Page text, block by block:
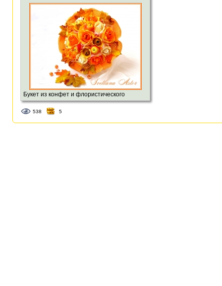
Букет из конфет и флористического
материала.
538 5